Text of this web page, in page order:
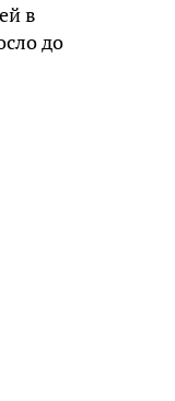
в
до